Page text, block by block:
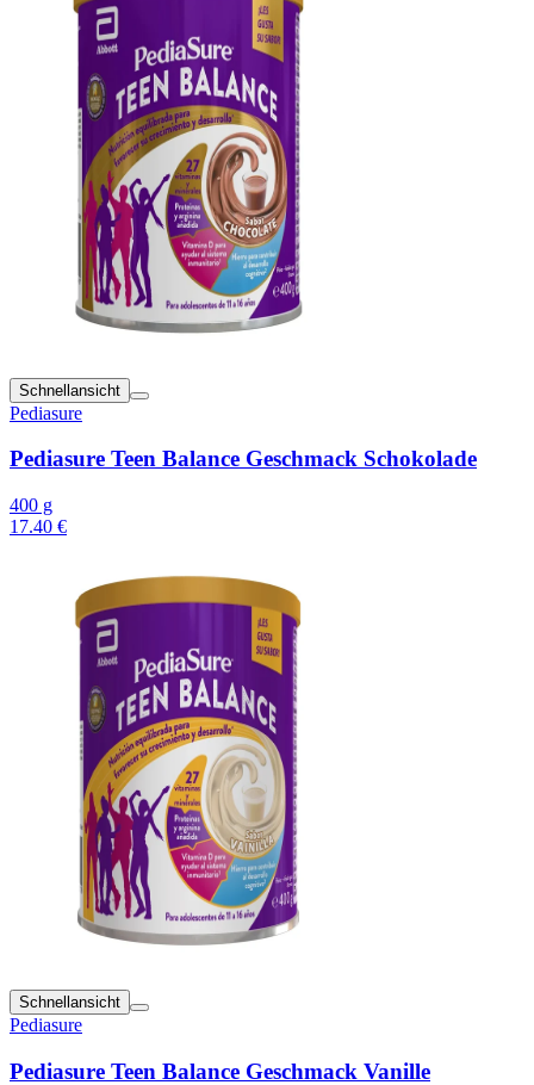
Schnellansicht
Pediasure
Pediasure Teen Balance Geschmack Schokolade
400 g
17.40 €
Schnellansicht
Pediasure
Pediasure Teen Balance Geschmack Vanille